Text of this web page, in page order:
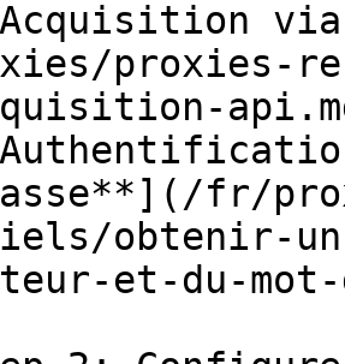
proxies-
fr/
obtenir-
et-du-mot-